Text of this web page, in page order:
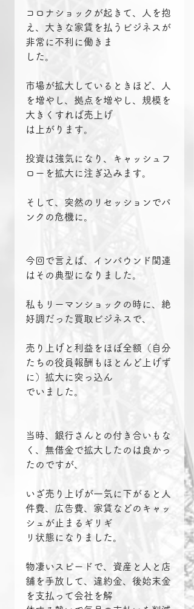
コロナショックが起きて、人を抱
え、大きな家賃を払うビジネスが
非常に不利に働きま
した。
市場が拡大しているときほど、人
を増やし、拠点を増やし、規模を
大きくすれば売上げ
は上がります。
投資は強気になり、キャッシュフ
ローを拡大に注ぎ込みます。
そして、突然のリセッションでパ
ンクの危機に。
今回で言えば、インバウンド関連
はその典型になりました。
私もリーマンショックの時に、絶
好調だった買取ビジネスで、
売り上げと利益をほぼ全額（自分
たちの役員報酬もほとんど上げず
に）拡大に突っ込ん
でいました。
当時、銀行さんとの付き合いもな
く、無借金で拡大したのは良かっ
たのですが、
いざ売り上げが一気に下がると人
件費、広告費、家賃などのキャッ
シュが止まるギリギ
リ状態になりました。
物凄いスピードで、資産と人と店
舗を手放して、違約金、後始末金
を支払って会社を解